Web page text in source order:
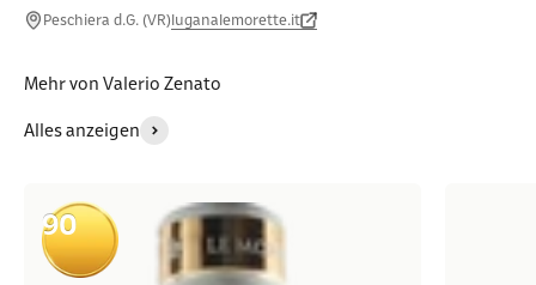
Peschiera d.G. (VR)luganalemorette.it
Mehr von Valerio Zenato
Alles anzeigen
90